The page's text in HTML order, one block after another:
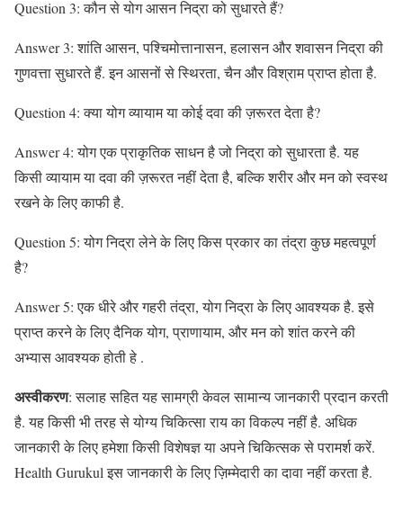
Question 3: कौन से योग आसन निद्रा को सुधारते हैं?
Answer 3: शांति आसन, पश्चिमोत्तानासन, हलासन और शवासन निद्रा की
गुणवत्ता सुधारते हैं. इन आसनों से स्थिरता, चैन और विश्राम प्राप्त होता है.
Question 4: क्या योग व्यायाम या कोई दवा की ज़रूरत देता है?
Answer 4: योग एक प्राकृतिक साधन है जो निद्रा को सुधारता है. यह
किसी व्यायाम या दवा की ज़रूरत नहीं देता है, बल्कि शरीर और मन को स्वस्थ
रखने के लिए काफी है.
Question 5: योग निद्रा लेने के लिए किस प्रकार का तंद्रा कुछ महत्वपूर्ण
है?
Answer 5: एक धीरे और गहरी तंद्रा, योग निद्रा के लिए आवश्यक है. इसे
प्राप्त करने के लिए दैनिक योग, प्राणायाम, और मन को शांत करने की
अभ्यास आवश्यक होती हे .
अस्वीकरण: सलाह सहित यह सामग्री केवल सामान्य जानकारी प्रदान करती
है. यह किसी भी तरह से योग्य चिकित्सा राय का विकल्प नहीं है. अधिक
जानकारी के लिए हमेशा किसी विशेषज्ञ या अपने चिकित्सक से परामर्श करें.
Health Gurukul इस जानकारी के लिए ज़िम्मेदारी का दावा नहीं करता है.